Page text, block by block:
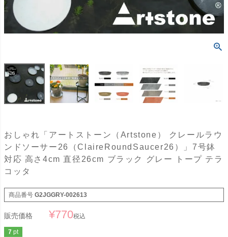
おしゃれ「アートストーン（Artstone） クレールラウ
ンドソーサー26（ClaireRoundSaucer26）」7号鉢
対応 高さ4cm 直径26cm ブラック グレー トープ テラ
コッタ
商品番号 G2JGGRY-002613
販売価格 ¥770税込
7 pt